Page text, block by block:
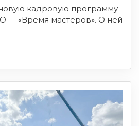
кадровую программу
— «Время мастеров». О ней